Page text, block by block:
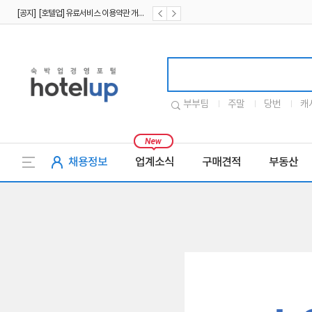
[공지] [호텔업] 유료서비스 이용약관 개정본2 (19.09.02)
부부팀 주말 당번 캐
채용정보 업계소식 구매견적 부동산